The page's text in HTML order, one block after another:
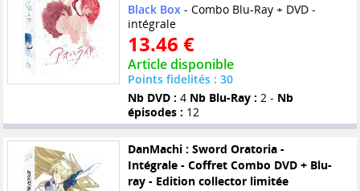
Black Box- Combo Blu-Ray + DVD -
intégrale
13.46 €
Article disponible
Points fidelités : 30
Nb DVD : 4 Nb Blu-Ray : 2 - Nb
épisodes : 12
DanMachi : Sword Oratoria -
Intégrale - Coffret Combo DVD + Blu-
ray - Edition collector limitée